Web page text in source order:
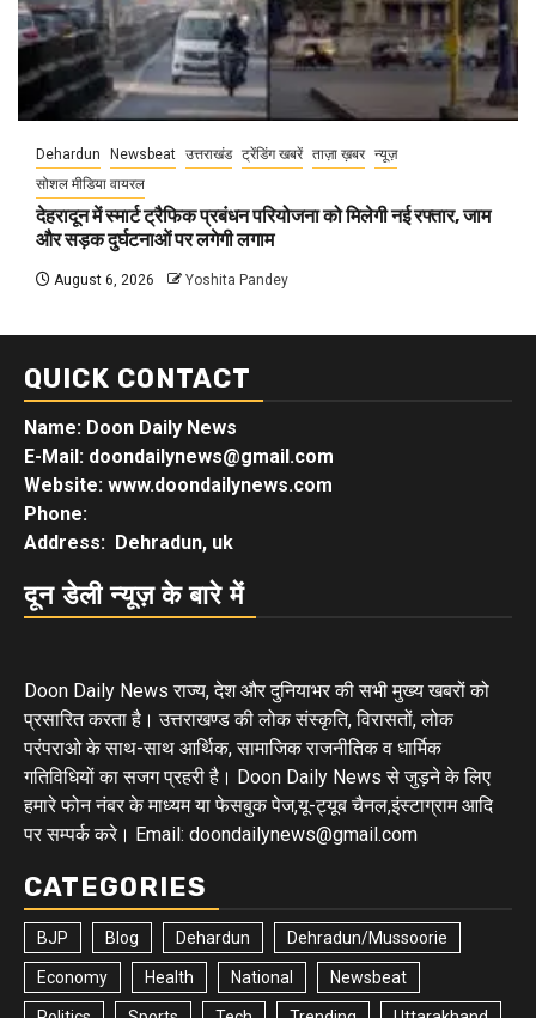
Dehardun Newsbeat उत्तराखंड ट्रेंडिंग खबरें ताज़ा ख़बर न्यूज़
सोशल मीडिया वायरल
देहरादून में स्मार्ट ट्रैफिक प्रबंधन परियोजना को मिलेगी नई रफ्तार, जाम
और सड़क दुर्घटनाओं पर लगेगी लगाम
August 6, 2026 Yoshita Pandey
QUICK CONTACT
Name: Doon Daily News
E-Mail: doondailynews@gmail.com
Website: www.doondailynews.com
Phone:
Address: Dehradun, uk
दून डेली न्यूज़ के बारे में
Doon Daily News राज्य, देश और दुनियाभर की सभी मुख्य खबरों को
प्रसारित करता है। उत्तराखण्ड की लोक संस्कृति, विरासतों, लोक
परंपराओ के साथ-साथ आर्थिक, सामाजिक राजनीतिक व धार्मिक
गतिविधियों का सजग प्रहरी है। Doon Daily News से जुड़ने के लिए
हमारे फोन नंबर के माध्यम या फेसबुक पेज,यू-ट्यूब चैनल,इंस्टाग्राम आदि
पर सम्पर्क करे। Email: doondailynews@gmail.com
CATEGORIES
BJP Blog Dehardun Dehradun/Mussoorie
Economy Health National Newsbeat